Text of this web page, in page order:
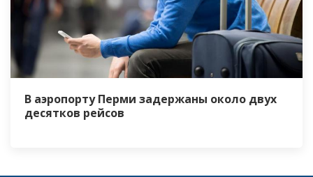
В аэропорту Перми задержаны около двух
десятков рейсов